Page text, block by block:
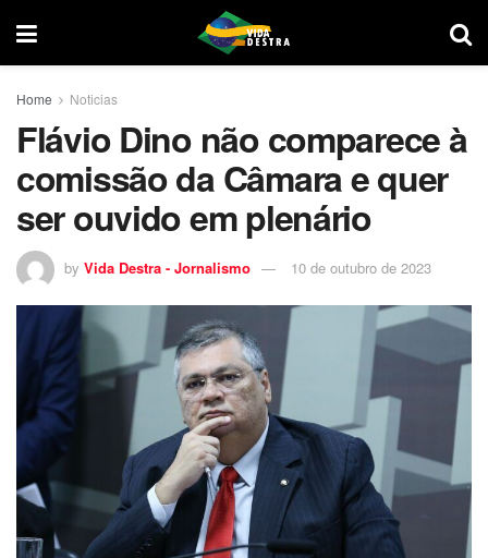
Home Noticias
Flávio Dino não comparece à
comissão da Câmara e quer
ser ouvido em plenário
by Vida Destra - Jornalismo 10 de outubro de 2023